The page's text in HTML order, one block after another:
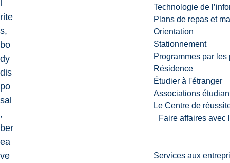
Technologie de
Plans de repas et
Orientation
Stationnement
Programmes par les
Résidence
Étudier à l'étranger
Associations
Le Centre de
Faire affaires avec
Services aux
rite
s,
bo
dy
dis
po
sal
,
ber
ea
ve